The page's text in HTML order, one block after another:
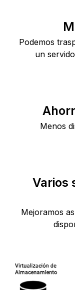
Podemos
un
Menos
Varios
Mejoramos